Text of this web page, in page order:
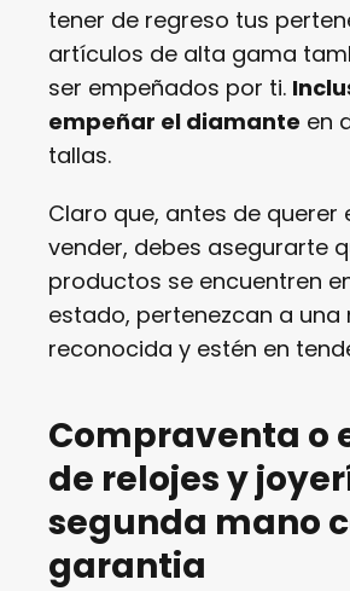
tener de regreso tus
artículos de alta gama
ser empeñados por ti.
empeñar el diamante en
tallas.
Claro que, antes de querer
vender, debes asegurarte
productos se encuentren
estado, pertenezcan a una
reconocida y estén en
Compraventa o
de relojes y
segunda mano
garantia